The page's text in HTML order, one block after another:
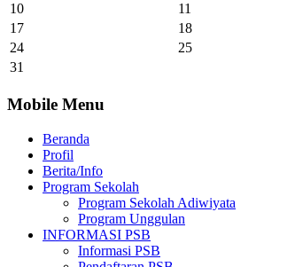
10
11
17
18
24
25
31
Mobile Menu
Beranda
Profil
Berita/Info
Program Sekolah
Program Sekolah Adiwiyata
Program Unggulan
INFORMASI PSB
Informasi PSB